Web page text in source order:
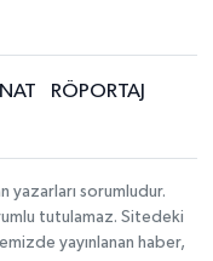
RÖPORTAJ
yazarları sorumludur.
tutulamaz. Sitedeki
yayınlanan haber,